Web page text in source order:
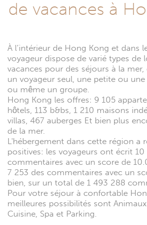
de vacances à
À l’intérieur de Hong Kong et dans
voyageur dispose de varié types de
vacances pour des séjours à la
un voyageur seul, une petite ou
ou même un groupe.
Hong Kong les offres: 9 105
hôtels, 113 b&bs, 1 210 maisons
villas, 467 auberges Et bien plus
de la mer.
L'hébergement dans cette région a
positives: les voyageurs ont écrit 10
commentaires avec un score de
7 253 des commentaires avec un
bien, sur un total de 1 493 288
Pour votre séjour à confortable
meilleures possibilités sont
Cuisine, Spa et Parking.